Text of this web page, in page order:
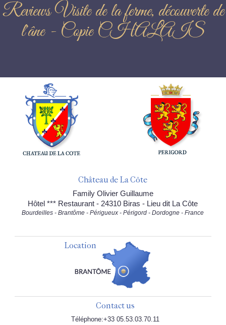
Reviews Visite de la ferme, découverte de
l'âne - Copie CHALAIS
Château de La Côte
Family Olivier Guillaume
Hôtel *** Restaurant - 24310 Biras - Lieu dit La Côte
Bourdeilles - Brantôme - Périgueux - Périgord - Dordogne - France
Location
Contact us
Téléphone:+33 05.53.03.70.11